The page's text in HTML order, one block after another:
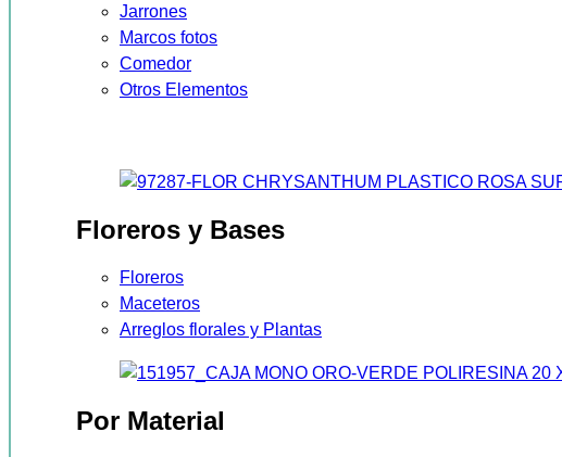
Jarrones
Marcos fotos
Comedor
Otros Elementos
Floreros y Bases
Floreros
Maceteros
Arreglos florales y Plantas
Por Material